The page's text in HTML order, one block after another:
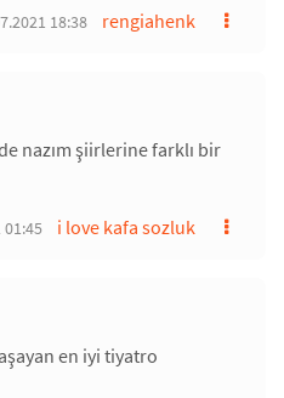
rengiahenk
18:38
nazım şiirlerine farklı bir
i love kafa sozluk
01:45
en iyi tiyatro